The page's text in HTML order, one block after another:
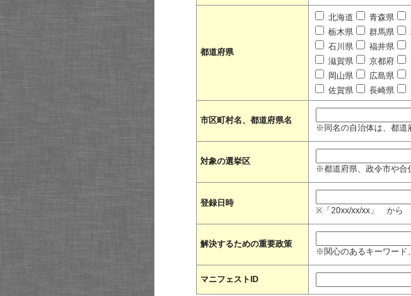
都道府県
北海道 青森県
栃木県
群馬県
石川県
福井県
滋賀県
京都府
岡山県
広島県
佐賀県
長崎県
市区町村名、都道府県名
※同名の自治体は、都道
対象の選挙区
※都道府県、政令市や合
登録日時
※「20xx/xx/xx」 から
解決するための重要政策
※関心のあるキーワード
マニフェストID